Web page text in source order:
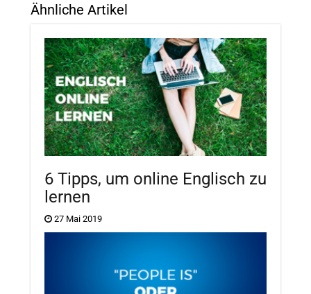
Ähnliche Artikel
6 Tipps, um online Englisch zu
lernen
27 Mai 2019